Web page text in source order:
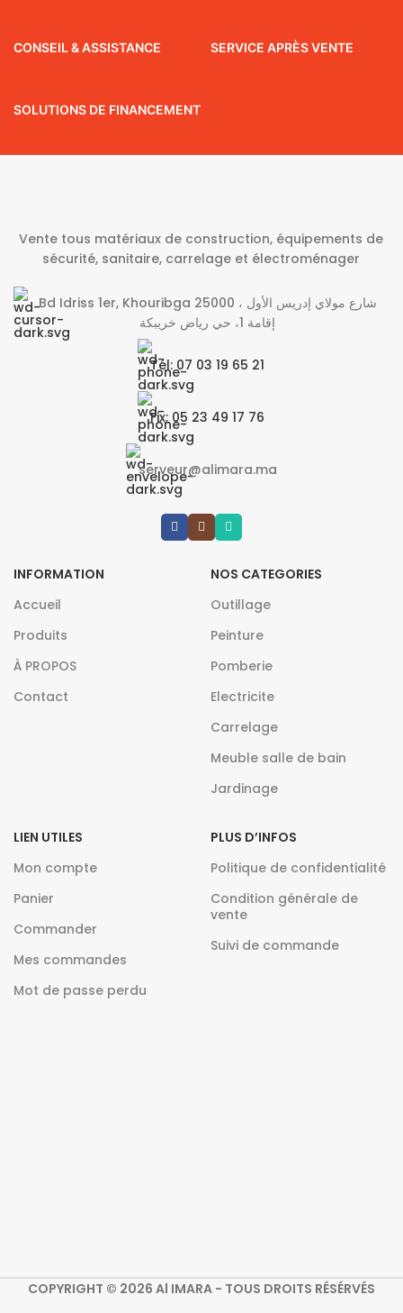
CONSEIL & ASSISTANCE SERVICE APRÈS VENTE
SOLUTIONS DE FINANCEMENT
Vente tous matériaux de construction, équipements de
sécurité, sanitaire, carrelage et électroménager
Bd Idriss 1er, Khouribga 25000 شارع مولاي إدريس الأول ،
إقامة 1، حي رياض خريبكة
Tél: 07 03 19 65 21
Fix: 05 23 49 17 76
serveur@alimara.ma
INFORMATION
Accueil
Produits
À PROPOS
Contact
NOS CATEGORIES
Outillage
Peinture
Pomberie
Electricite
Carrelage
Meuble salle de bain
Jardinage
LIEN UTILES
Mon compte
Panier
Commander
Mes commandes
Mot de passe perdu
PLUS D’INFOS
Politique de confidentialité
Condition générale de
vente
Suivi de commande
COPYRIGHT © 2026 Al IMARA - TOUS DROITS RÉSÉRVÉS